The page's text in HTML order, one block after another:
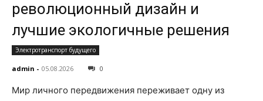
революционный дизайн и
лучшие экологичные решения
Электротранспорт будущего
admin - 05.08.2026 0
Мир личного передвижения переживает одну из